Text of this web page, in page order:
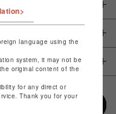
language using the
system, it may not be
original content of the
for any direct or
Thank you for your